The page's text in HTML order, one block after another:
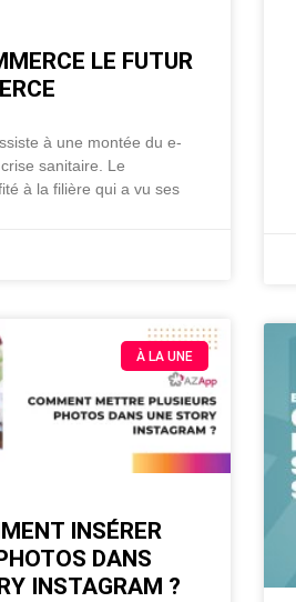
LE FUTUR
à une montée du e-
sanitaire. Le
à la filière qui a vu ses
À LA UNE
INSÉRER
DANS
INSTAGRAM ?